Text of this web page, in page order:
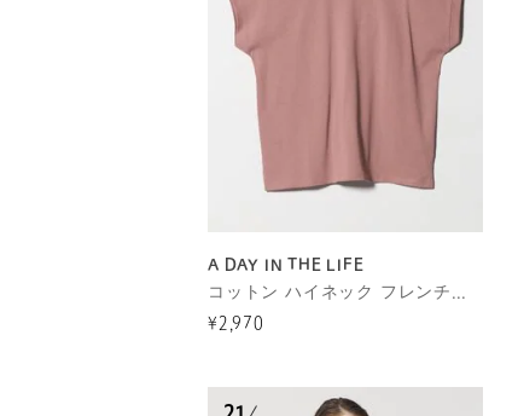
A DAY IN THE LIFE
コットン ハイネック フレンチスリーブTシャツ ＜A DAY IN THE LIFE＞
¥2,970